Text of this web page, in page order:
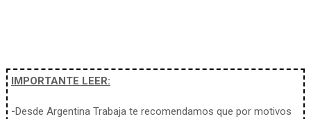
IMPORTANTE LEER:
-Desde Argentina Trabaja te recomendamos que por motivos